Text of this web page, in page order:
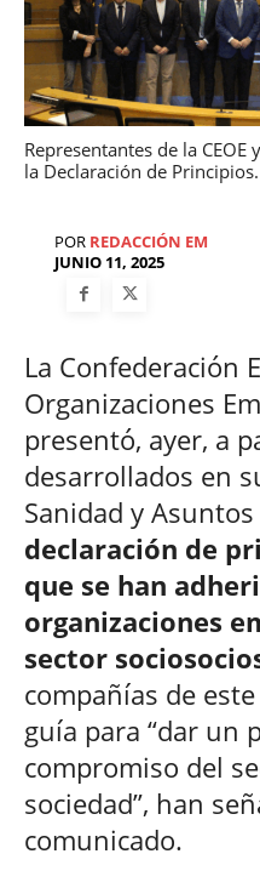
Representantes de la
la Declaración de Principios.
POR REDACCIÓN EM
JUNIO 11, 2025
La Confederación
Organizaciones
presentó, ayer, a
desarrollados en
Sanidad y Asuntos
declaración de
que se han
organizaciones
sector
compañías de
guía para “dar un
compromiso del
sociedad”, han
comunicado.